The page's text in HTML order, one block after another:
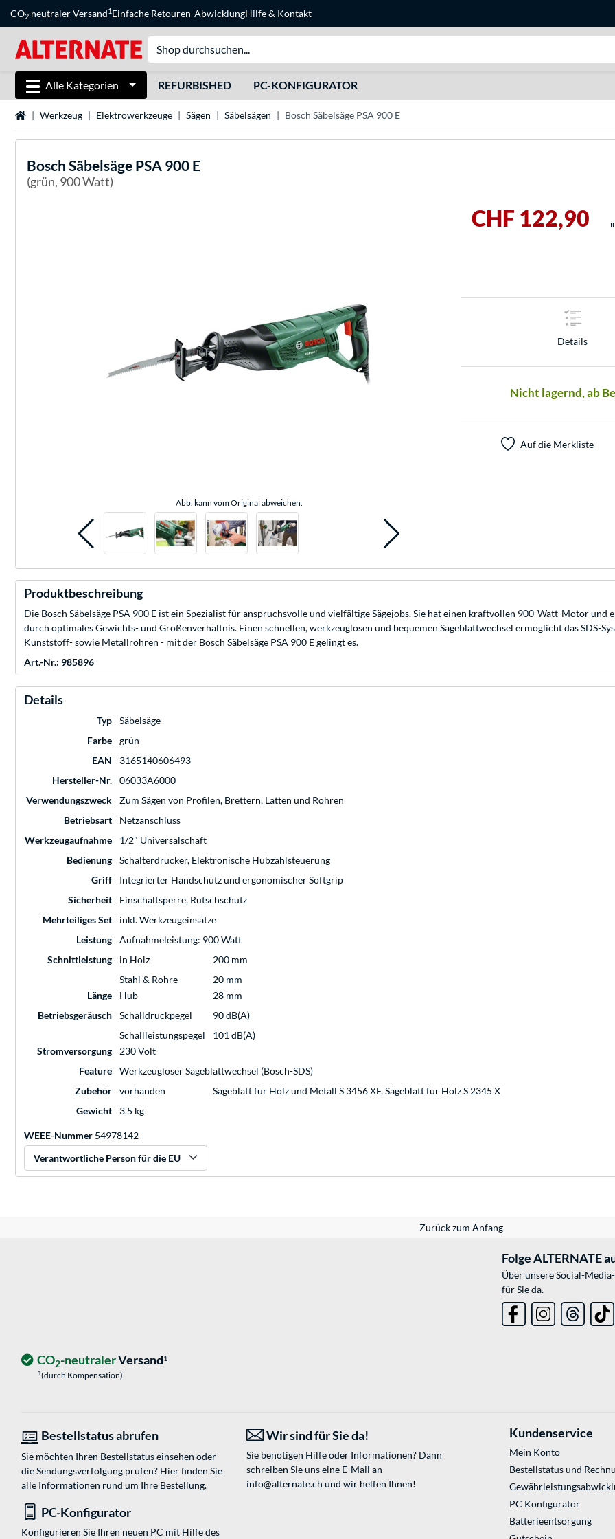
CO2 neutraler Versand1Einfache Retouren-AbwicklungHilfe& Kontakt
Alle Kategorien REFURBISHED PC-KONFIGURATOR
StartseiteWerkzeug Elektrowerkzeuge Sägen Säbelsägen Bosch Säbelsäge PSA 900 E
Bosch Säbelsäge PSA 900 E
(grün, 900 Watt)
Abb. kann vom Original abweichen.
CHF 122,90
Details
Nicht lagernd, ab
Auf die Merkliste
Produktbeschreibung
Die Bosch Säbelsäge PSA 900 E ist ein Spezialist für anspruchsvolle und vielfältige Sägejobs. Sie hat einen kraftvollen 900-Watt-Motor
durch optimales Gewichts- und Größenverhältnis. Einen schnellen, werkzeuglosen und bequemen Sägeblattwechsel ermöglicht das SDS-
Kunststoff- sowie Metallrohren - mit der Bosch Säbelsäge PSA 900 E gelingt es.
Art.-Nr.: 985896
Details
Typ
Säbelsäge
Farbe
grün
EAN
3165140606493
Hersteller-Nr.
06033A6000
Verwendungszweck
Zum Sägen von Profilen, Brettern, Latten und Rohren
Betriebsart
Netzanschluss
Werkzeugaufnahme
1/2" Universalschaft
Bedienung
Schalterdrücker, Elektronische Hubzahlsteuerung
Griff
Integrierter Handschutz und ergonomischer Softgrip
Sicherheit
Einschaltsperre, Rutschschutz
Mehrteiliges Set
inkl. Werkzeugeinsätze
Leistung
Aufnahmeleistung: 900 Watt
Schnittleistung
in Holz
200 mm
Stahl & Rohre
20 mm
Länge
Hub
28 mm
Betriebsgeräusch
Schalldruckpegel
90 dB(A)
Schallleistungspegel
101 dB(A)
Stromversorgung
230 Volt
Feature
Werkzeugloser Sägeblattwechsel (Bosch-SDS)
Zubehör
vorhanden
Sägeblatt für Holz und Metall S 3456 XF, Sägeblatt für Holz S 2345 X
Gewicht
3,5 kg
WEEE-Nummer 54978142
Verantwortliche Person für die EU
Zurück zum Anfang
Folge ALTERNATE
Über unsere Social-
für Sie da.
CO2-neutralerVersand1
1(durch Kompensation)
Bestellstatus abrufen
Sie möchten Ihren Bestellstatus einsehen oder
die Sendungsverfolgung prüfen? Hier finden Sie
alle Informationen rund um Ihre Bestellung.
Wir sind für Sie da!
Sie benötigen Hilfe oder Informationen? Dann
schreiben Sie uns eine E-Mail an
info@alternate.ch und wir helfen Ihnen!
PC-Konfigurator
Konfigurieren Sie Ihren neuen PC mit Hilfe des
Kundenservice
Mein Konto
Bestellstatus und
PC Konfigurator
Batterieentsorgung